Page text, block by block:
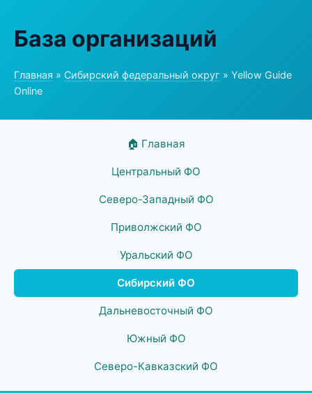
База организаций
Главная » Сибирский федеральный округ » Yellow Guide
Online
🏠 Главная
Центральный ФО
Северо-Западный ФО
Приволжский ФО
Уральский ФО
Сибирский ФО
Дальневосточный ФО
Южный ФО
Северо-Кавказский ФО